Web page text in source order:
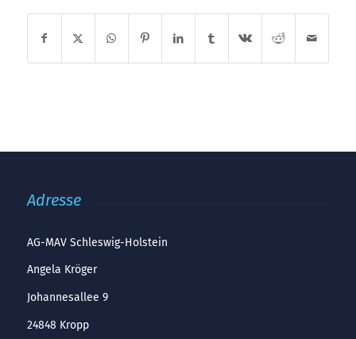
Adresse
AG-MAV Schleswig-Holstein
Angela Kröger
Johannesallee 9
24848 Kropp